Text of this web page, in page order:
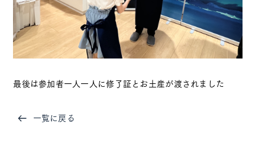
最後は参加者一人一人に修了証とお土産が渡されました
一覧に戻る